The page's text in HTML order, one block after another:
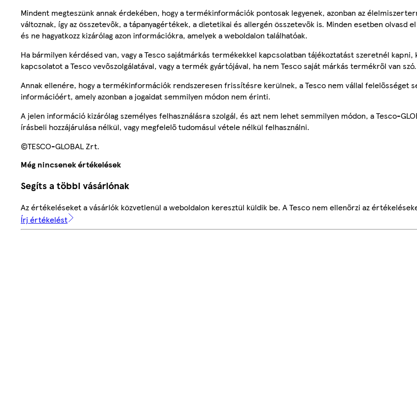
Mindent megteszünk annak érdekében, hogy a termékinformációk pontosak legyenek, azonban az
változnak, így az összetevők, a tápanyagértékek, a dietetikai és allergén összetevők is. Minden esetben olvasd
és ne hagyatkozz kizárólag azon információkra, amelyek a weboldalon találhatóak.
Ha bármilyen kérdésed van, vagy a Tesco sajátmárkás termékekkel kapcsolatban tájékoztatást szeretnél kapni,
kapcsolatot a Tesco vevőszolgálatával, vagy a termék gyártójával, ha nem Tesco saját márkás termékről van szó.
Annak ellenére, hogy a termékinformációk rendszeresen frissítésre kerülnek, a Tesco nem vállal felelősséget
információért, amely azonban a jogaidat semmilyen módon nem érinti.
A jelen információ kizárólag személyes felhasználásra szolgál, és azt nem lehet semmilyen módon, a Tesco-
írásbeli hozzájárulása nélkül, vagy megfelelő tudomásul vétele nélkül felhasználni.
©TESCO-GLOBAL Zrt.
Még nincsenek értékelések
Segíts a többi vásárlónak
Az értékeléseket a vásárlók közvetlenül a weboldalon keresztül küldik be. A Tesco nem ellenőrzi az
Írj értékelést